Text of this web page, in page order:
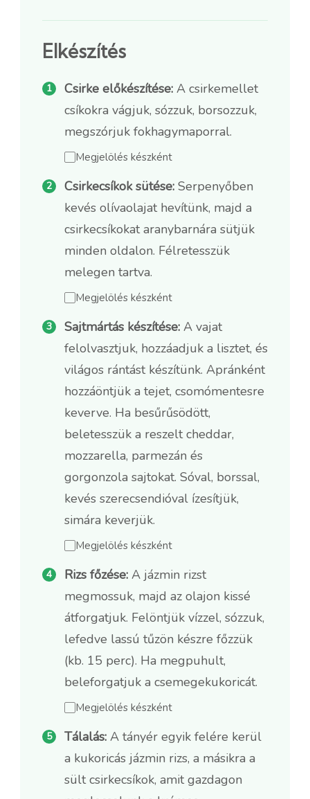
Elkészítés
Csirke előkészítése: A csirkemellet
csíkokra vágjuk, sózzuk, borsozzuk,
megszórjuk fokhagymaporral.
Megjelölés készként
Csirkecsíkok sütése: Serpenyőben
kevés olívaolajat hevítünk, majd a
csirkecsíkokat aranybarnára sütjük
minden oldalon. Félretesszük
melegen tartva.
Megjelölés készként
Sajtmártás készítése: A vajat
felolvasztjuk, hozzáadjuk a lisztet, és
világos rántást készítünk. Apránként
hozzáöntjük a tejet, csomómentesre
keverve. Ha besűrűsödött,
beletesszük a reszelt cheddar,
mozzarella, parmezán és
gorgonzola sajtokat. Sóval, borssal,
kevés szerecsendióval ízesítjük,
simára keverjük.
Megjelölés készként
Rizs főzése: A jázmin rizst
megmossuk, majd az olajon kissé
átforgatjuk. Felöntjük vízzel, sózzuk,
lefedve lassú tűzön készre főzzük
(kb. 15 perc). Ha megpuhult,
beleforgatjuk a csemegekukoricát.
Megjelölés készként
Tálalás: A tányér egyik felére kerül
a kukoricás jázmin rizs, a másikra a
sült csirkecsíkok, amit gazdagon